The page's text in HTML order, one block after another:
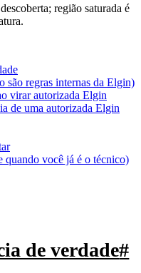
região saturada é
são regras internas da Elgin)
virar autorizada Elgin
de uma autorizada Elgin
quando você já é o técnico)
de verdade#